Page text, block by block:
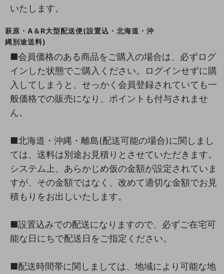
いたします。
萩原・A＆R大型配送便(設置込・北海道・沖
縄別途送料)
■会員価格のある商品をご購入の場合は、必ずログ
インした状態でご購入ください。ログインせずに購
入してしまうと、せっかく会員登録されていても一
般価格での販売になり、ポイントも付与されませ
ん。
■北海道・沖縄・離島(配送可能の場合)に関しまし
ては、送料は別途お見積りとさせていただきます。
システム上、あらかじめ仮の金額が設定されていま
すが、その金額ではなく、改めて適切な金額でお見
積もりをお出しいたします。
■設置込みでの配送になりますので、必ずご在宅可
能な日にちで配送日をご指定ください。
■配送時間帯に関しましては、地域により可能な地